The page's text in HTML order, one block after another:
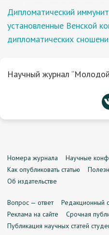
Дипломатический
установленные Венской
дипломатических
Научный журнал
Номера журнала Научные
Как опубликовать статью
Об издательстве
Вопрос — ответ Редакционный
Реклама на сайте
Срочная
Публикация научных статей